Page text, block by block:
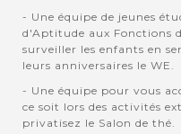
- Une équipe de jeunes
d'Aptitude aux Fonctions
surveiller les enfants en
leurs anniversaires le WE.
- Une équipe pour vous
ce soit lors des activités
privatisez le Salon de thé.